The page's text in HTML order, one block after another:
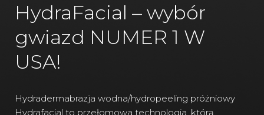
HydraFacial – wybór
gwiazd NUMER 1 W
USA!
Hydradermabrazja wodna/hydropeeling próżniowy
Hydrafacial to przełomowa technologia, którą